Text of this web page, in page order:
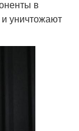
в
уничтожают